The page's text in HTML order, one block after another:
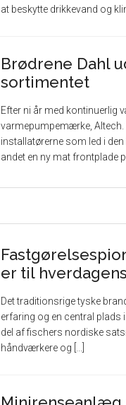
at beskytte drikkevand og
Brødrene Dahl
sortimentet
Efter ni år med kontinuerlig
varmepumpemærke, Altech.
installatørerne som led i
andet en ny mat frontplade på
er til
Det traditionsrige tyske
erfaring og en central plads
del af fischers nordiske
håndværkere og [...]